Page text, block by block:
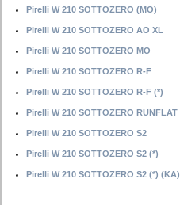
Pirelli W 210 SOTTOZERO (MO)
Pirelli W 210 SOTTOZERO AO XL
Pirelli W 210 SOTTOZERO MO
Pirelli W 210 SOTTOZERO R-F
Pirelli W 210 SOTTOZERO R-F (*)
Pirelli W 210 SOTTOZERO RUNFLAT
Pirelli W 210 SOTTOZERO S2
Pirelli W 210 SOTTOZERO S2 (*)
Pirelli W 210 SOTTOZERO S2 (*) (KA)